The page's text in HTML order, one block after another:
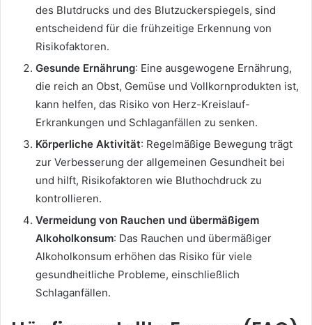
des Blutdrucks und des Blutzuckerspiegels, sind
entscheidend für die frühzeitige Erkennung von
Risikofaktoren.
Gesunde Ernährung: Eine ausgewogene Ernährung,
die reich an Obst, Gemüse und Vollkornprodukten ist,
kann helfen, das Risiko von Herz-Kreislauf-
Erkrankungen und Schlaganfällen zu senken.
Körperliche Aktivität: Regelmäßige Bewegung trägt
zur Verbesserung der allgemeinen Gesundheit bei
und hilft, Risikofaktoren wie Bluthochdruck zu
kontrollieren.
Vermeidung von Rauchen und übermäßigem
Alkoholkonsum: Das Rauchen und übermäßiger
Alkoholkonsum erhöhen das Risiko für viele
gesundheitliche Probleme, einschließlich
Schlaganfällen.